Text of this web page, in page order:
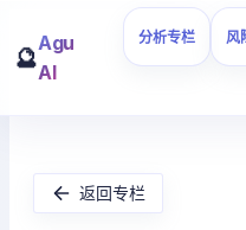
🔮Agu
AI
分析专栏 风
返回专栏